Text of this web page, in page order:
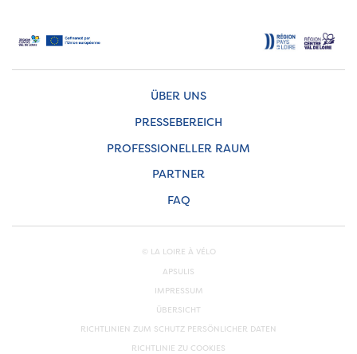
ÜBER UNS
PRESSEBEREICH
PROFESSIONELLER RAUM
PARTNER
FAQ
© LA LOIRE À VÉLO
APSULIS
IMPRESSUM
ÜBERSICHT
RICHTLINIEN ZUM SCHUTZ PERSÖNLICHER DATEN
RICHTLINIE ZU COOKIES